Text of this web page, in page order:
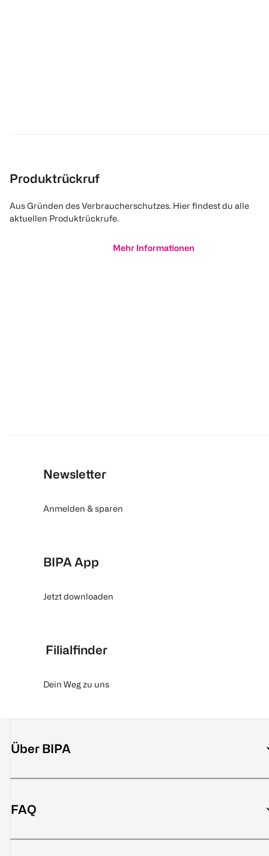
Produktrückruf
Aus Gründen des Verbraucherschutzes. Hier findest du alle
aktuellen Produktrückrufe.
Mehr Informationen
Newsletter
Anmelden & sparen
BIPA App
Jetzt downloaden
Filialfinder
Dein Weg zu uns
Über BIPA
FAQ